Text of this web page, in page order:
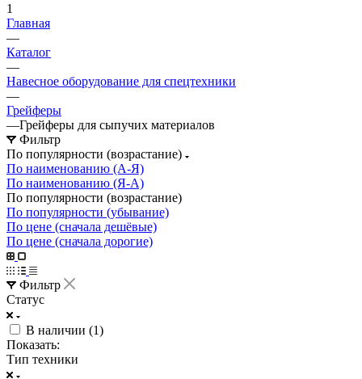
1
Главная
—
Каталог
—
Навесное оборудование для спецтехники
—
Грейферы
—Грейферы для сыпучих материалов
Фильтр
По популярности (возрастание)
По наименованию (А-Я)
По наименованию (Я-А)
По популярности (возрастание)
По популярности (убывание)
По цене (сначала дешёвые)
По цене (сначала дорогие)
Фильтр
Статус
В наличии (1)
Показать:
Тип техники